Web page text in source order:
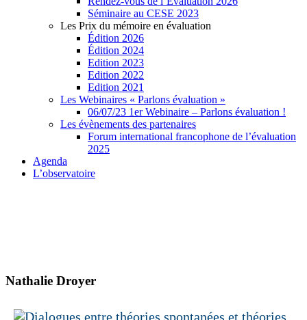
Séminaire au CESE 2023
Les Prix du mémoire en évaluation
Édition 2026
Édition 2024
Edition 2023
Edition 2022
Edition 2021
Les Webinaires « Parlons évaluation »
06/07/23 1er Webinaire – Parlons évaluation !
Les évènements des partenaires
Forum international francophone de l’évaluation
2025
Agenda
L’observatoire
Nathalie Droyer